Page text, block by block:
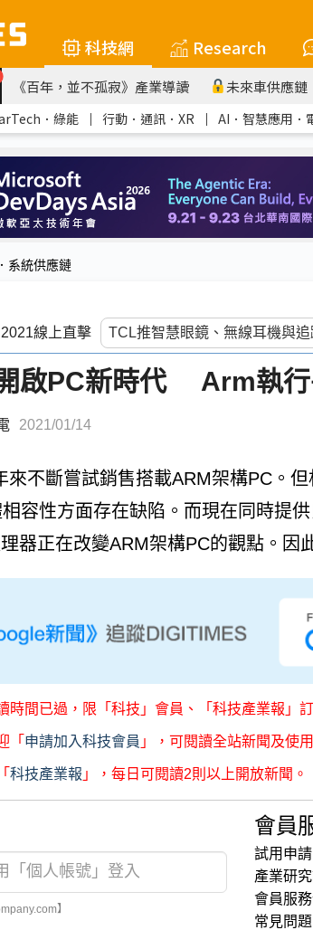
科技網 Research
《百年，並不孤寂》產業導讀 未來車供應鏈
．綠能 ｜ 行動．通訊．XR ｜ AI．智慧應用．
系統供應鏈
線上直擊
啟PC新時代 Arm執行
2021/01/14
來不斷嘗試銷售搭載ARM架構PC。
容性方面存在缺陷。而現在同時提
器正在改變ARM架構PC的觀點。因
時間已過，限「科技」會員、「科技產業報」訂
「 申請加入科技會員 」，可閱讀全站新聞及使
科技產業報 」，每日可閱讀2則以上開放新聞。
】
會員
試用申請
產業研
會員服
常見問題